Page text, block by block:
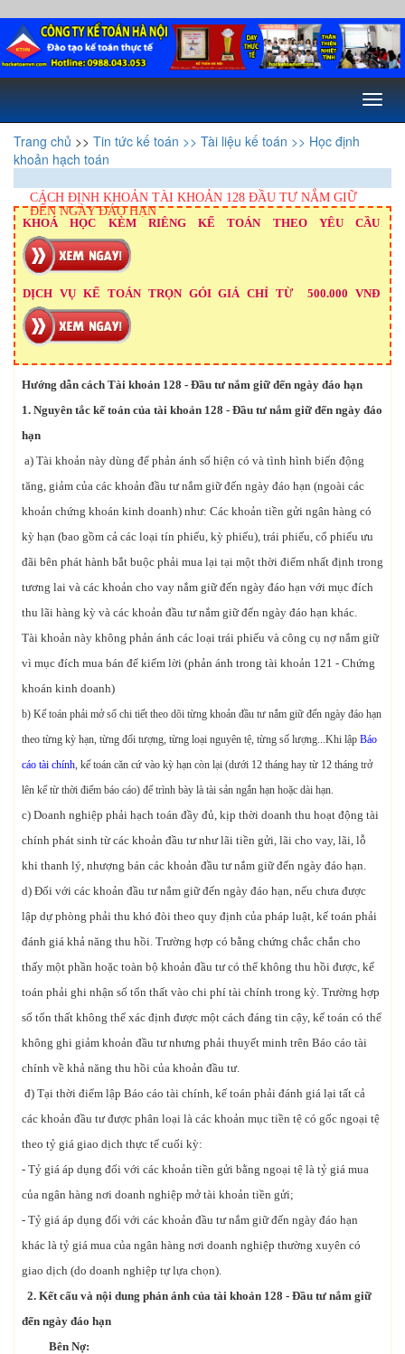
Toggle
Trang chủ >> Tin tức kế toán >> Tài liệu kế toán >> Học định
khoản hạch toán
CÁCH ĐỊNH KHOẢN TÀI KHOẢN 128 ĐẦU TƯ NẮM GIỮ
ĐẾN NGÀY ĐÁO HẠN
KHOÁ HỌC KÈM RIÊNG KẾ TOÁN THEO YÊU CẦU
DỊCH VỤ KẾ TOÁN TRỌN GÓI GIÁ CHỈ TỪ 500.000 VNĐ
Hướng dẫn cách Tài khoản 128 - Đầu tư nắm giữ đến ngày đáo hạn
1. Nguyên tắc kế toán của tài khoản 128 - Đầu tư nắm giữ đến ngày đáo
hạn
a) Tài khoản này dùng để phản ánh số hiện có và tình hình biến động
tăng, giảm của các khoản đầu tư nắm giữ đến ngày đáo hạn (ngoài các
khoản chứng khoán kinh doanh) như: Các khoản tiền gửi ngân hàng có
kỳ hạn (bao gồm cả các loại tín phiếu, kỳ phiếu), trái phiếu, cổ phiếu ưu
đãi bên phát hành bắt buộc phải mua lại tại một thời điểm nhất định trong
tương lai và các khoản cho vay nắm giữ đến ngày đáo hạn với mục đích
thu lãi hàng kỳ và các khoản đầu tư nắm giữ đến ngày đáo hạn khác.
Tài khoản này không phản ánh các loại trái phiếu và công cụ nợ nắm giữ
vì mục đích mua bán để kiếm lời (phản ánh trong tài khoản 121 - Chứng
khoán kinh doanh)
b) Kế toán phải mở sổ chi tiết theo dõi từng khoản đầu tư nắm giữ đến ngày đáo hạn
theo từng kỳ hạn, từng đối tượng, từng loại nguyên tệ, từng số lượng...Khi lập Báo
cáo tài chính , kế toán căn cứ vào kỳ hạn còn lại (dưới 12 tháng hay từ 12 tháng trở
lên kể từ thời điểm báo cáo) để trình bày là tài sản ngắn hạn hoặc dài hạn.
c) Doanh nghiệp phải hạch toán đầy đủ, kịp thời doanh thu hoạt động tài
chính phát sinh từ các khoản đầu tư như lãi tiền gửi, lãi cho vay, lãi, lỗ
khi thanh lý, nhượng bán các khoản đầu tư nắm giữ đến ngày đáo hạn.
d) Đối với các khoản đầu tư nắm giữ đến ngày đáo hạn, nếu chưa được
lập dự phòng phải thu khó đòi theo quy định của pháp luật, kế toán phải
đánh giá khả năng thu hồi. Trường hợp có bằng chứng chắc chắn cho
thấy một phần hoặc toàn bộ khoản đầu tư có thể không thu hồi được, kế
toán phải ghi nhận số tổn thất vào chi phí tài chính trong kỳ. Trường hợp
số tổn thất không thể xác định được một cách đáng tin cậy, kế toán có thể
không ghi giảm khoản đầu tư nhưng phải thuyết minh trên Báo cáo tài
chính về khả năng thu hồi của khoản đầu tư.
đ) Tại thời điểm lập Báo cáo tài chính, kế toán phải đánh giá lại tất cả
các khoản đầu tư được phân loại là các khoản mục tiền tệ có gốc ngoại tệ
theo tỷ giá giao dịch thực tế cuối kỳ:
- Tỷ giá áp dụng đối với các khoản tiền gửi bằng ngoại tệ là tỷ giá mua
của ngân hàng nơi doanh nghiệp mở tài khoản tiền gửi;
- Tỷ giá áp dụng đối với các khoản đầu tư nắm giữ đến ngày đáo hạn
khác là tỷ giá mua của ngân hàng nơi doanh nghiệp thường xuyên có
giao dịch (do doanh nghiệp tự lựa chọn).
2. Kết cấu và nội dung phản ánh của tài khoản 128 - Đầu tư nắm giữ
đến ngày đáo hạn
Bên Nợ: